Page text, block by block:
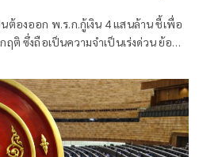
ต้องออก พ.ร.ก.กู้เงิน 4 แสนล้าน ชี้เพื่อ
ฤติ ซึ่งถือเป็นความจำเป็นเร่งด่วน ย้อน
ว่าเสียศักดิ์ศรี